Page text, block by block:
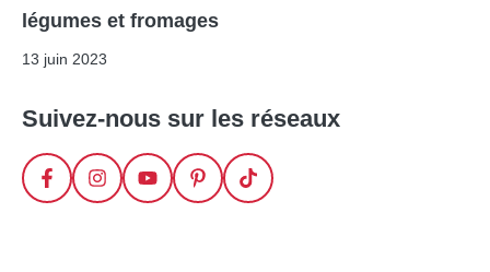
légumes et fromages
13 juin 2023
Suivez-nous sur les réseaux